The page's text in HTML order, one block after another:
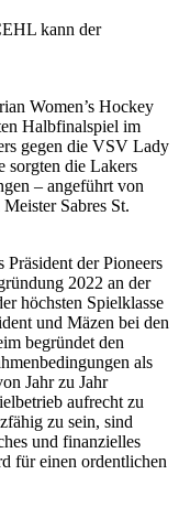
kann der
Women’s Hockey
Halbfinalspiel im
gegen die VSV Lady
sorgten die Lakers
– angeführt von
Sabres St.
der Pioneers
2022 an der
höchsten Spielklasse
und Mäzen bei den
begründet den
als
Jahr zu Jahr
aufrecht zu
zu sein, sind
und finanzielles
für einen ordentlichen